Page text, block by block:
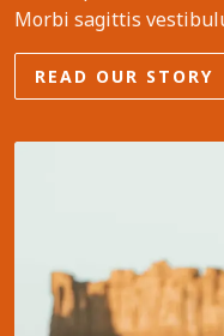
Morbi sagittis
READ OUR STORY